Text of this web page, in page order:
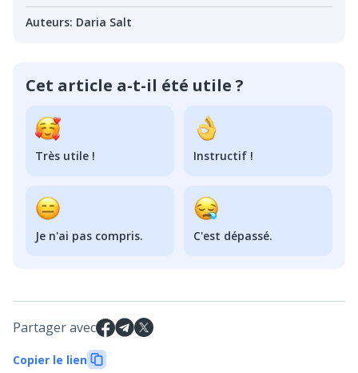
Auteurs: Daria Salt
Cet article a-t-il été utile ?
Très utile ! Instructif !
Je n'ai pas compris. C'est dépassé.
Partager avec
Copier le lien